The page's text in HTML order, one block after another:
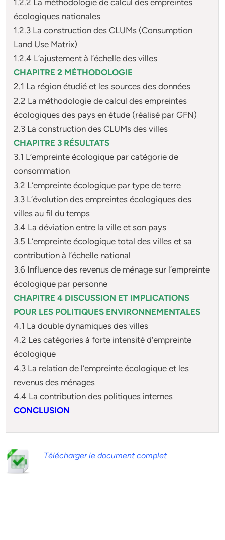
écologiques nationales
1.2.3 La construction des CLUMs (Consumption
Land Use Matrix)
1.2.4 L’ajustement à l’échelle des villes
CHAPITRE 2 MÉTHODOLOGIE
2.1 La région étudié et les sources des données
2.2 La méthodologie de calcul des empreintes
écologiques des pays en étude (réalisé par GFN)
2.3 La construction des CLUMs des villes
CHAPITRE 3 RÉSULTATS
3.1 L’empreinte écologique par catégorie de
consommation
3.2 L’empreinte écologique par type de terre
3.3 L’évolution des empreintes écologiques des
villes au fil du temps
3.4 La déviation entre la ville et son pays
3.5 L’empreinte écologique total des villes et sa
contribution à l’échelle national
3.6 Influence des revenus de ménage sur l’empreinte
écologique par personne
CHAPITRE 4 DISCUSSION ET IMPLICATIONS
POUR LES POLITIQUES ENVIRONNEMENTALES
4.1 La double dynamiques des villes
4.2 Les catégories à forte intensité d’empreinte
écologique
4.3 La relation de l’empreinte écologique et les
revenus des ménages
4.4 La contribution des politiques internes
CONCLUSION
Télécharger le document complet